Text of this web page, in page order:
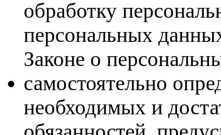
обработку
персональных
Законе о
самостоятельно
необходимых и